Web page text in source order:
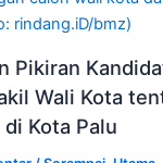
Pikiran
Wali Kota
Kota Palu